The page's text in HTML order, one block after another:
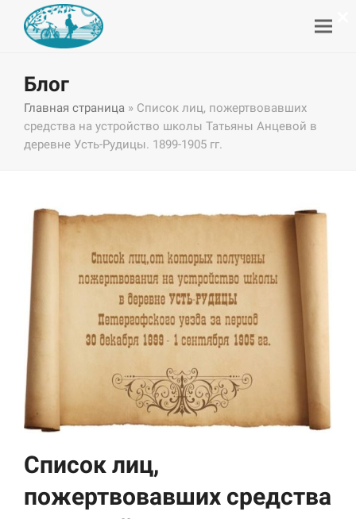
Блог
Главная страница » Список лиц, пожертвовавших
средства на устройство школы Татьяны Анцевой в
деревне Усть-Рудицы. 1899-1905 гг.
Список лиц,
пожертвовавших средства